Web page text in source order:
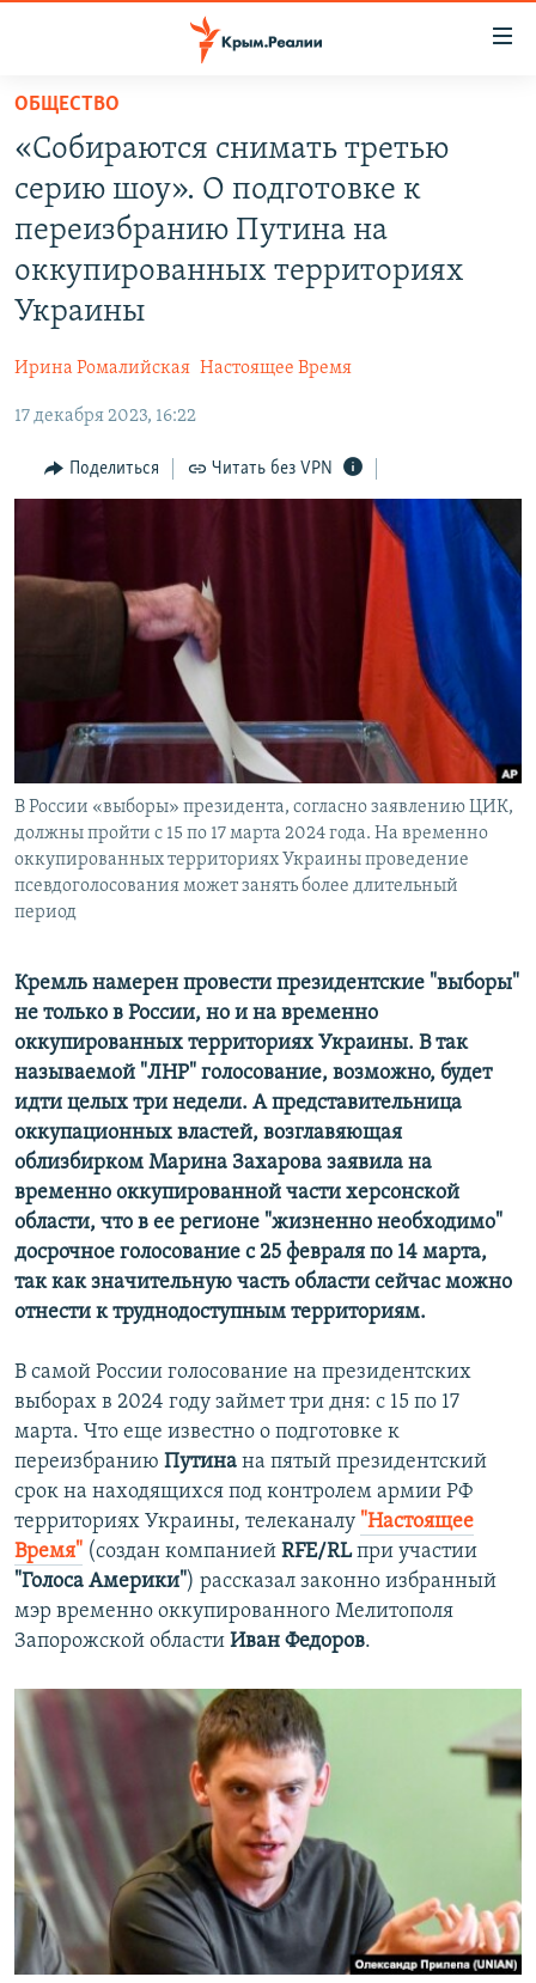
Вернуться
основному
содержанию
Вернутся
главной
навигации
Вернутся
НОВОСТИ
СПЕЦПРОЕКТЫ
ВОДА
ЕЩЕ
ТЕЛЕПРОЕКТ КРЫМ.РЕАЛИИ
СОВЕТЫ ПРАВОЗАЩИТНИКОВ
КРЫМ.НЕПОКОРЕННЫЙ
УКРАИНСКАЯ ПРОБЛЕМА КРЫМА
КАК ОБОЙТИ БЛОКИРОВКУ
Все сайты RFE/RL
ОБЩЕСТВО
«Собираются снимать третью
серию шоу». О подготовке к
переизбранию Путина на
оккупированных территориях
Украины
Ирина Ромалийская Настоящее Время
17 декабря 2023, 16:22
Поделиться Читать без VPN
В России «выборы» президента, согласно заявлению ЦИК,
должны пройти с 15 по 17 марта 2024 года. На временно
оккупированных территориях Украины проведение
псевдоголосования может занять более длительный
период
Кремль намерен провести президентские "выборы"
не только в России, но и на временно
оккупированных территориях Украины. В так
называемой "ЛНР" голосование, возможно, будет
идти целых три недели. А представительница
оккупационных властей, возглавяющая
облизбирком Марина Захарова заявила на
временно оккупированной части херсонской
области, что в ее регионе "жизненно необходимо"
досрочное голосование с 25 февраля по 14 марта,
так как значительную часть области сейчас можно
отнести к труднодоступным территориям.
В самой России голосование на президентских
выборах в 2024 году займет три дня: с 15 по 17
марта. Что еще известно о подготовке к
переизбранию Путина на пятый президентский
срок на находящихся под контролем армии РФ
территориях Украины, телеканалу "Настоящее
Время" (создан компанией RFE/RLпри участии
"Голоса Америки") рассказал законно избранный
мэр временно оккупированного Мелитополя
Запорожской области Иван Федоров.